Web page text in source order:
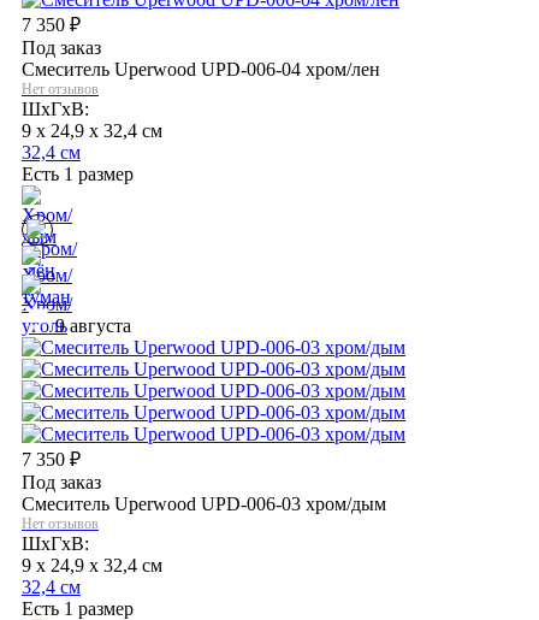
7 350 ₽
Под заказ
Смеситель Uperwood UPD-006-04 хром/лен
Нет отзывов
ШхГхВ:
9 x 24,9 x 32,4 см
32,4 см
Есть 1 размер
9 августа
7 350 ₽
Под заказ
Смеситель Uperwood UPD-006-03 хром/дым
Нет отзывов
ШхГхВ:
9 x 24,9 x 32,4 см
32,4 см
Есть 1 размер